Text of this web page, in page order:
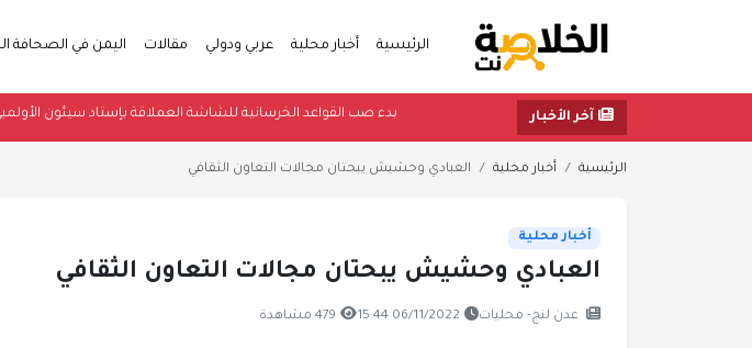
الرئيسية أخبار محلية عربي ودولي مقالات اليمن في الصحافة
آخر الأخبار بدء صب القواعد الخرسانية للشاشة العملاقة بإستاد
الرئيسية أخبار محلية العبادي وحشيش يبحتان مجالات التعاون الثقافي
أخبار محلية
العبادي وحشيش يبحتان مجالات التعاون الثقافي
عدن لنج- محليات 06/11/2022 15:44 479 مشاهدة